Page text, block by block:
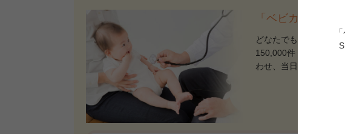
「ベビカム病院
どなたでも無料で簡単
150,000件（2018年6
わせ、当日受付可能な